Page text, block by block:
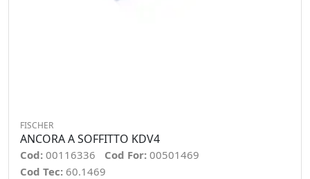
FISCHER
ANCORA A SOFFITTO KDV4
Cod: 00116336 Cod For: 00501469
Cod Tec: 60.1469